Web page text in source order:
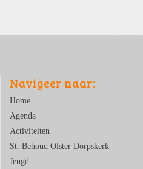
Navigeer naar:
Home
Agenda
Activiteiten
St. Behoud Olster Dorpskerk
Jeugd